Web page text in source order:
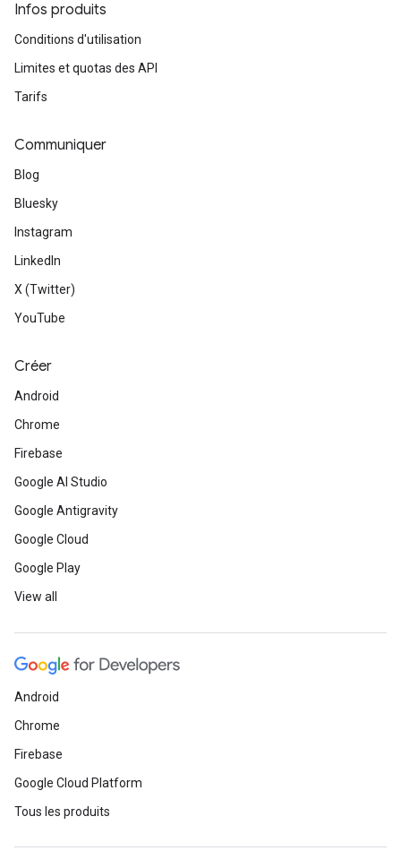
Infos produits
Conditions d'utilisation
Limites et quotas des API
Tarifs
Communiquer
Blog
Bluesky
Instagram
LinkedIn
X (Twitter)
YouTube
Créer
Android
Chrome
Firebase
Google AI Studio
Google Antigravity
Google Cloud
Google Play
View all
Android
Chrome
Firebase
Google Cloud Platform
Tous les produits